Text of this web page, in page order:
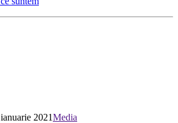
2021Media